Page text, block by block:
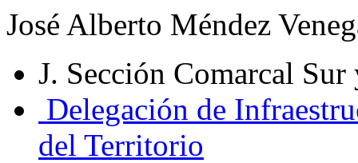
José Alberto Méndez
J. Sección Comarcal
Delegación de
del Territorio